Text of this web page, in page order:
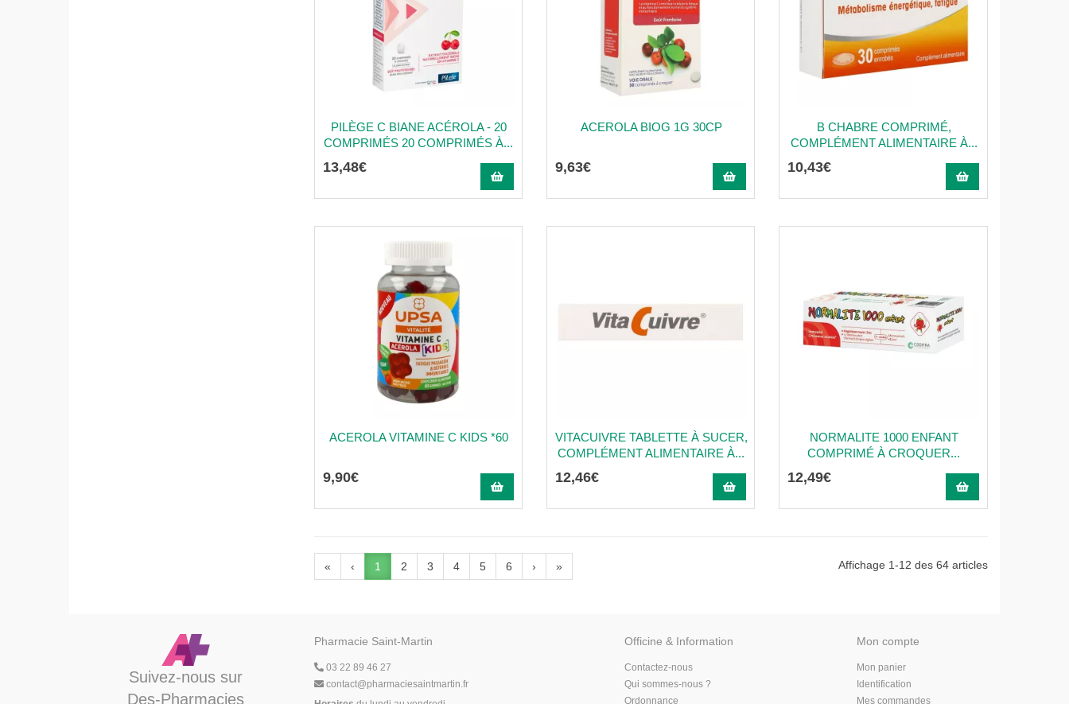
PILÈGE C BIANE ACÉROLA - 20
COMPRIMÉS 20 COMPRIMÉS À...
13,48€
ACEROLA BIOG 1G 30CP
9,63€
B CHABRE COMPRIMÉ,
COMPLÉMENT ALIMENTAIRE À...
10,43€
ACEROLA VITAMINE C KIDS *60
9,90€
VITACUIVRE TABLETTE À SUCER,
COMPLÉMENT ALIMENTAIRE À...
12,46€
NORMALITE 1000 ENFANT
COMPRIMÉ À CROQUER...
12,49€
« ‹ 1 2 3 4 5 6 › » Affichage 1-12 des 64 articles
Suivez-nous sur
Des-Pharmacies
Pharmacie Saint-Martin
03 22 89 46 27
contact@pharmaciesaintmartin.fr
Officine & Information
Contactez-nous
Qui sommes-nous ?
Ordonnance
Mon compte
Mon panier
Identification
Mes commandes